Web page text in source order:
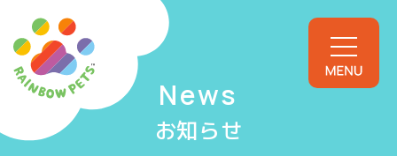
トップ
News
お知らせ